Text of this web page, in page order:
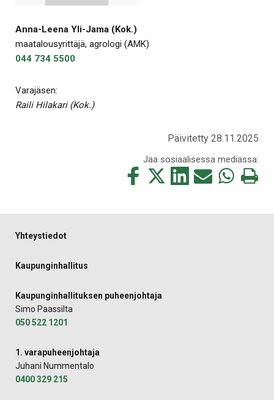
Anna-Leena Yli-Jama (Kok.)
maatalousyrittäjä, agrologi (AMK)
044 734 5500
Varajäsen:
Raili Hilakari (Kok.)
Päivitetty 28.11.2025
Jaa sosiaalisessa mediassa:
Jaa
tämä
Jaa
Jaa
tämä
Jaa
Jaa
Tulosta
Yhteystiedot
Kaupunginhallitus
Kaupunginhallituksen puheenjohtaja
Simo Paassilta
050 522 1201
1. varapuheenjohtaja
Juhani Nummentalo
0400 329 215